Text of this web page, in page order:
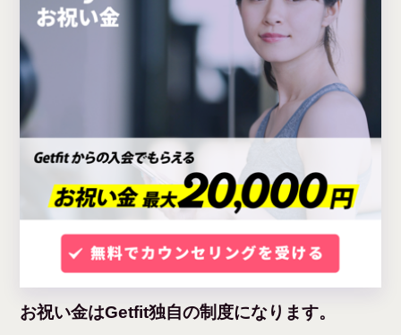
お祝い金はGetfit独自の制度になります。